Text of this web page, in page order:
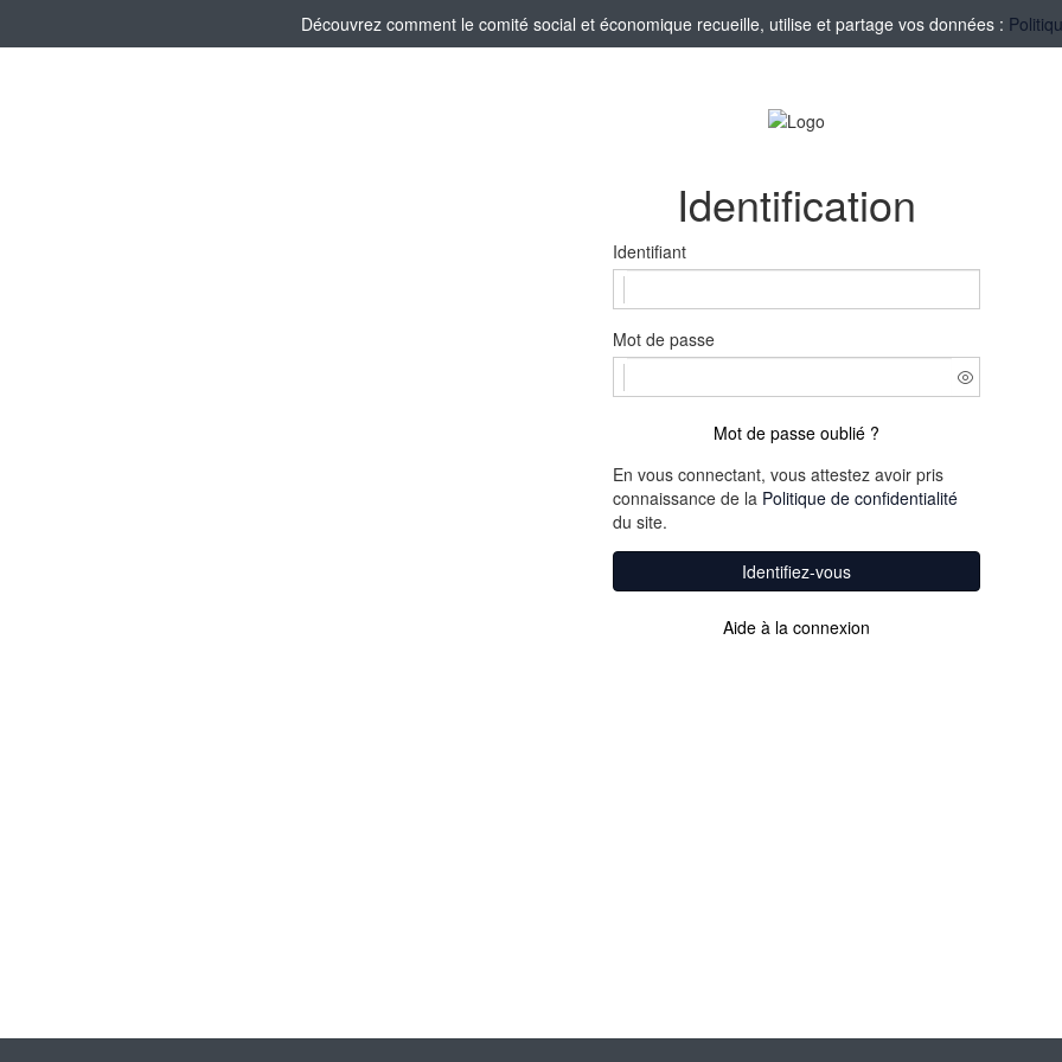
Découvrez comment le comité social et économique recueille, utilise et partage vos données :
Identification
Identifiant
Mot de passe
Mot de passe oublié ?
En vous connectant, vous attestez avoir pris
connaissance de la Politique de confidentialité
du site.
Identifiez-vous
Aide à la connexion